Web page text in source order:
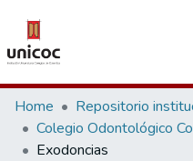
Communities & Collections
Research Outputs
Home
Exodoncias